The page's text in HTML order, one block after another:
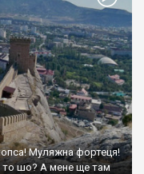
Муляжна фортеця!
то шо? А мене ще там